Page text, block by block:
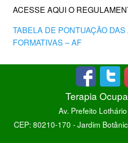
ACESSE AQUI O
TABELA DE PONTUAÇÃO DAS
FORMATIVAS – AF
Terapia
Av. Prefeito
CEP: 80210-170 -